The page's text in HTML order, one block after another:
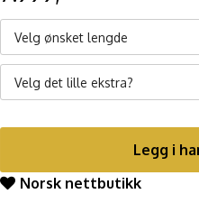
Velg ønsket lengde
Velg det lille ekstra?
Legg i
Norsk nettbutikk